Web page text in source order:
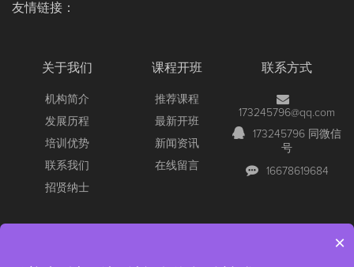
友情链接：
关于我们
机构简介
发展历程
培训优势
联系我们
招贤纳士
课程开班
推荐课程
最新开班
新闻资讯
在线留言
联系方式
173245796@qq.com
173245796 同微信
号
16678619684
×